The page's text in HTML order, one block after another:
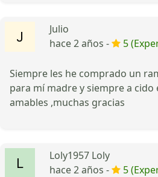
Julio
hace 2 años -
5
Siempre les he comprado un
para mí madre y siempre a cido
amables ,muchas gracias
Loly1957 Loly
hace 2 años -
5